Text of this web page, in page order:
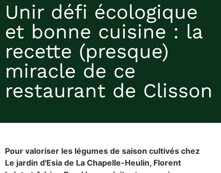
Unir défi écologique
et bonne cuisine : la
recette (presque)
miracle de ce
restaurant de Clisson
Pour valoriser les légumes de saison cultivés chez
Le jardin d'Esia de La Chapelle-Heulin, Florent